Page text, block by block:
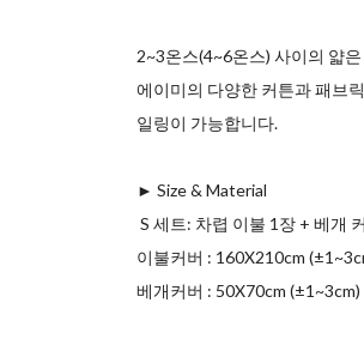
2~3온스(4~6온스) 사이의 얇
에이미의 다양한 커튼과 패브
일링이 가능합니다.
► Size & Material
ㅤ S 세트: 차렵 이불 1장 + 베개
ㅤ이불커버 : 160X210cm
ㅤ베개커버 : 50X70cm (±1~3cm)